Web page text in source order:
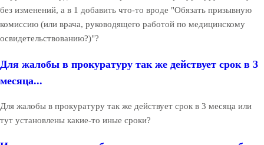
без изменений, а в 1 добавить что-то вроде "Обязать призывную
комиссию (или врача, руководящего работой по медицинскому
освидетельствованию?)"?
Для жалобы в прокуратуру так же действует срок в 3
месяца...
Для жалобы в прокуратуру так же действует срок в 3 месяца или
тут установлены какие-то иные сроки?